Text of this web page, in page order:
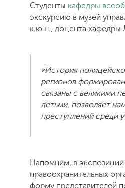
Студенты кафедры
экскурсию в музей
к.ю.н., доцента кафедры
«История
регионов
связаны с великими
детьми, позволяет
преступлений среди
Напомним, в
правоохранительных
форму представителей